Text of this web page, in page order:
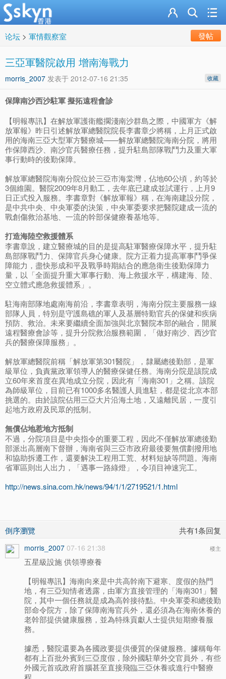
论坛 > 軍情觀察室 發帖
三亞軍醫院啟用 增南海戰力
收藏
morris_2007 发表于 2012-07-16 21:35
保障南沙西沙駐軍 擬拓遠程會診
【明報專訊】在解放軍護衛艦擱淺南沙群島之際，中國軍方《解
放軍報》昨日引述解放軍總醫院院長李書章少將稱，上月正式啟
用的海南三亞大型軍方醫療城——解放軍總醫院海南分院，將用
作保障西沙、南沙官兵醫療任務，提升駐島部隊戰鬥力及重大軍
事行動時的後勤保障。
解放軍總醫院海南分院位於三亞市海棠灣，佔地60公頃，約等於
3個維園。醫院2009年8月動工，去年底已建成並試運行，上月9
日正式投入服務。李書章對《解放軍報》稱，在海南建設分院，
是中共中央、中央軍委的決策，中央軍委要求把醫院建成一流的
戰創傷救治基地、一流的幹部保健療養基地等。
打造海陸空救援體系
李書章說，建立醫療城的目的是提高駐軍醫療保障水平，提升駐
島部隊戰鬥力、保障官兵身心健康。院方正着力提高軍事鬥爭保
障能力，盡快形成和平及戰爭時期結合的應急衛生後勤保障力
量，以「全面提升重大軍事行動、海上救援水平，構建海、陸、
空立體式應急救援體系」。
駐海南部隊地處南海前沿，李書章表明，海南分院主要服務一線
部隊人員，特別是守護島礁的軍人及基層特勤官兵的保健和疾病
預防、救治。未來要繼續全面加強與北京醫院本部的融合，開展
遠程醫療會診等，提升分院救治服務範圍，「做好南沙、西沙官
兵的醫療保障服務」。
解放軍總醫院前稱「解放軍第301醫院」，隸屬總後勤部，是軍
級單位，負責黨政軍領導人的醫療保健任務。海南分院是該院成
立60年來首度在異地成立分院，因此有「海南301」之稱。該院
為師級單位，目前已有1000多名醫護人員進駐，都是從北京本部
挑選的。由於該院佔用三亞大片沿海土地，又遠離民居，一度引
起地方政府及民眾的抵制。
無償佔地惹地方抵制
不過，分院項目是中央指令的重要工程，因此不僅解放軍總後勤
部派出高層南下督辦，海南省與三亞市政府最後要無償劃撥用地
和協助拆遷工作，還要解決工程用工荒、材料短缺等問題。海南
省軍區則出人出力，「遇事一路綠燈」，令項目神速完工。
http://news.sina.com.hk/news/94/1/1/2719521/1.html
倒序瀏覽 共有1条回复
morris_2007 07-16 21:38 楼主
五星級設施 供領導療養
【明報專訊】海南向來是中共高幹南下避寒、度假的熱門
地，有三亞知情者透露，由軍方直接管理的「海南301」醫
院，其中一個任務就是成為高幹接待點。中央軍委和總後勤
部命令院方，除了保障南海官兵外，還必須為在海南休養的
老幹部提供健康服務，並為特殊貢獻人士提供短期療養服
務。
據悉，醫院還要為各國政要提供優質的保健服務。據稱每年
都有上百批外賓到三亞度假，除外國駐華外交官員外，有些
外國元首或政府首腦甚至直接飛臨三亞休養或進行中醫療
程。